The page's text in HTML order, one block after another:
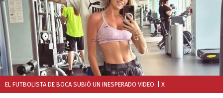
EL FUTBOLISTA DE BOCA SUBIÓ UN INESPERADO VIDEO. | X